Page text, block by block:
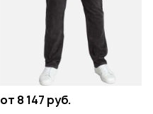
от 8 147 руб.